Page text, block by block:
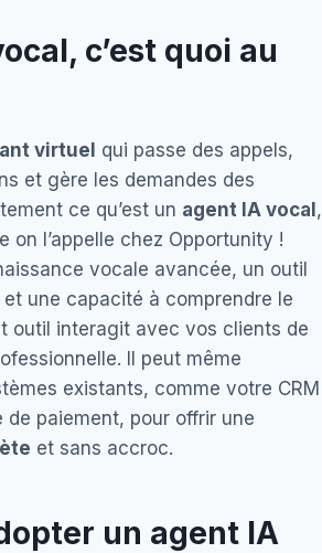
c’est quoi au
virtuel
qui passe des appels,
et gère les demandes des
ce qu’est un agent IA vocal ,
on l’appelle chez Opportunity !
vocale avancée, un outil
et une capacité à comprendre le
outil interagit avec vos clients de
Il peut même
existants, comme votre CRM
paiement, pour offrir une
et sans accroc.
un agent IA